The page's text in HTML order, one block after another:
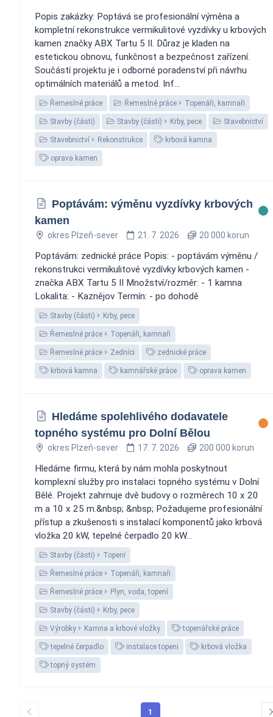
Popis zakázky: Poptává se profesionální výměna a
kompletní rekonstrukce vermikulitové vyzdívky u krbových
kamen značky ABX Tartu 5 II. Důraz je kladen na
estetickou obnovu, funkčnost a bezpečnost zařízení.
Součástí projektu je i odborné poradenství při návrhu
optimálních materiálů a metod. Inf...
Řemeslné práce Řemeslné práce Topenáři, kamnaři
Stavby (části) Stavby (části) Krby, pece Stavebnictví
Stavebnictví Rekonstrukce krbová kamna
oprava kamen
Poptávám: výměnu vyzdívky krbových
kamen
okres Plzeň-sever 21. 7. 2026 20 000 korun
Poptávám: zednické práce Popis: - poptávám výměnu /
rekonstrukci vermikulitové vyzdívky krbových kamen -
značka ABX Tartu 5 II Množství/rozměr: - 1 kamna
Lokalita: - Kaznějov Termín: - po dohodě
Stavby (části) Krby, pece
Řemeslné práce Topenáři, kamnaři
Řemeslné práce Zedníci zednické práce
krbová kamna kamnářské práce oprava kamen
Hledáme spolehlivého dodavatele
topného systému pro Dolní Bělou
okres Plzeň-sever 17. 7. 2026 200 000 korun
Hledáme firmu, která by nám mohla poskytnout
komplexní služby pro instalaci topného systému v Dolní
Bělé. Projekt zahrnuje dvě budovy o rozměrech 10 x 20
m a 10 x 25 m.&nbsp; &nbsp; Požadujeme profesionální
přístup a zkušenosti s instalací komponentů jako krbová
vložka 20 kW, tepelné čerpadlo 20 kW...
Stavby (části) Topení
Řemeslné práce Topenáři, kamnaři
Řemeslné práce Plyn, voda, topení
Stavby (části) Krby, pece
Výrobky Kamna a krbové vložky topenářské práce
tepelné čerpadlo instalace topeni krbová vložka
topný systém
1